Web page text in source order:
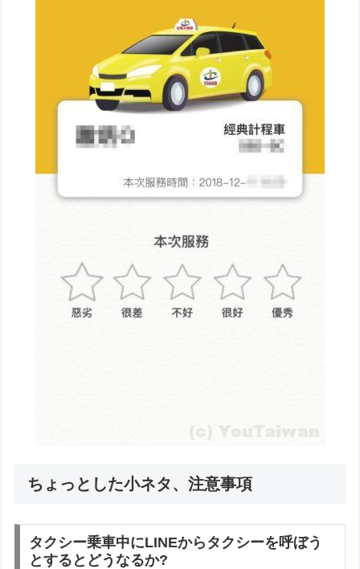
ちょっとした小ネタ、注意事項
タクシー乗車中にLINEからタクシーを呼ぼう
とするとどうなるか?